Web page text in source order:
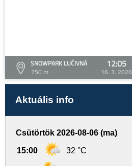
SNOWPARK LUČIVNÁ
750 m
12:05
16. 3. 2026
Aktuális info
Csütörtök 2026-08-06 (ma)
15:00 32 °C